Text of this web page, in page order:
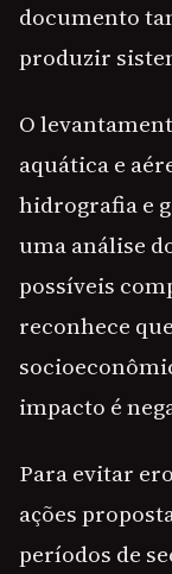
documento
produzir
O
aquática e
hidrografia e
uma análise
possíveis
reconhece
impacto é
Para evitar
ações
períodos de